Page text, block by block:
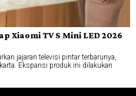
Xiaomi TV S Mini LED 2026
jajaran televisi pintar terbarunya,
Ekspansi produk ini dilakukan